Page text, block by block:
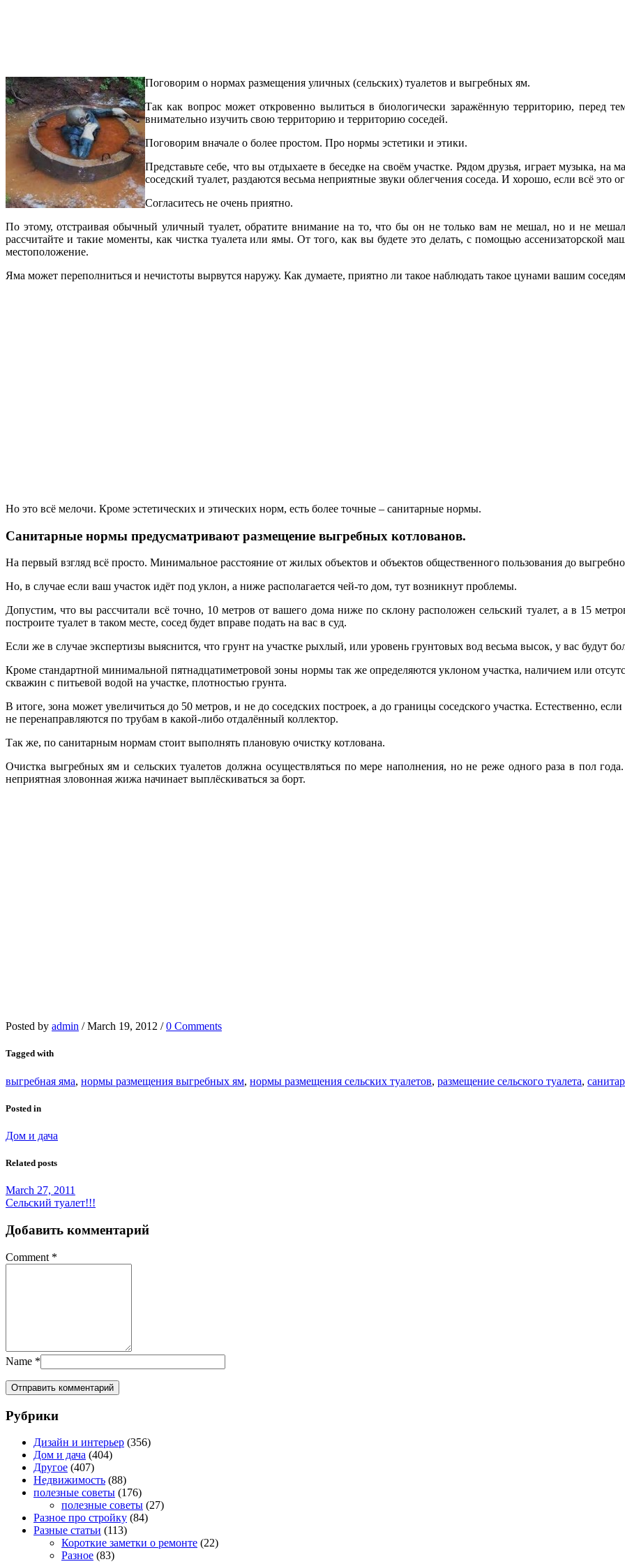
Поговорим о нормах размещения уличных (сельских) туалетов и выгребных ям.
Так как вопрос может откровенно вылиться в биологически заражённую территорию, перед
внимательно изучить свою территорию и территорию соседей.
Поговорим вначале о более простом. Про нормы эстетики и этики.
Представьте себе, что вы отдыхаете в беседке на своём участке. Рядом друзья, играет музыка,
соседский туалет, раздаются весьма неприятные звуки облегчения соседа. И хорошо, если всё это
Согласитесь не очень приятно.
По этому, отстраивая обычный уличный туалет, обратите внимание на то, что бы он не только вам не мешал, но и не
рассчитайте и такие моменты, как чистка туалета или ямы. От того, как вы будете это делать, с помощью ассенизаторской
местоположение.
Яма может переполниться и нечистоты вырвутся наружу. Как думаете, приятно ли такое наблюдать такое цунами вашим
Но это всё мелочи. Кроме эстетических и этических норм, есть более точные – санитарные нормы.
Санитарные нормы предусматривают размещение выгребных котлованов.
На первый взгляд всё просто. Минимальное расстояние от жилых объектов и объектов общественного пользования до
Но, в случае если ваш участок идёт под уклон, а ниже располагается чей-то дом, тут возникнут проблемы.
Допустим, что вы рассчитали всё точно, 10 метров от вашего дома ниже по склону расположен сельский туалет, а в 15
построите туалет в таком месте, сосед будет вправе подать на вас в суд.
Если же в случае экспертизы выяснится, что грунт на участке рыхлый, или уровень грунтовых вод весьма высок, у вас будут
Кроме стандартной минимальной пятнадцатиметровой зоны нормы так же определяются уклоном участка, наличием или
скважин с питьевой водой на участке, плотностью грунта.
В итоге, зона может увеличиться до 50 метров, и не до соседских построек, а до границы соседского участка. Естественно,
не перенаправляются по трубам в какой-либо отдалённый коллектор.
Так же, по санитарным нормам стоит выполнять плановую очистку котлована.
Очистка выгребных ям и сельских туалетов должна осуществляться по мере наполнения, но не реже одного раза в пол
неприятная зловонная жижа начинает выплёскиваться за борт.
Posted by admin / March 19, 2012 / 0 Comments
Tagged with
выгребная яма, нормы размещения выгребных ям, нормы размещения сельских туалетов, размещение сельского туалета,
Posted in
Дом и дача
Related posts
March 27, 2011
Сельский туалет!!!
Добавить комментарий
Comment *
Name *
Рубрики
Дизайн и интерьер (356)
Дом и дача (404)
Другое (407)
Недвижимость (88)
полезные советы (176)
полезные советы (27)
Разное про стройку (84)
Разные статьи (113)
Короткие заметки о ремонте (22)
Разное (83)